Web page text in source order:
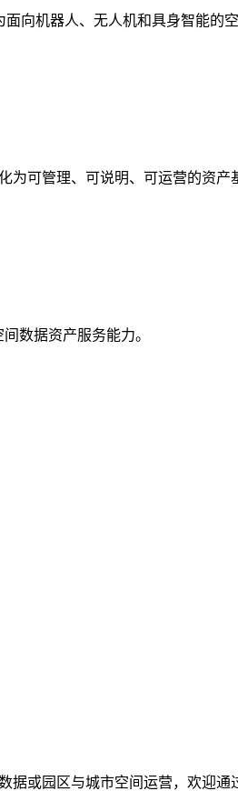
向机器人、无人机和具身智能的空
可管理、可说明、可运营的资产
数据资产服务能力。
或园区与城市空间运营，欢迎通